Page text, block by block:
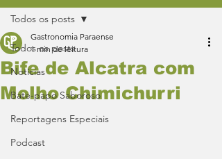
Todos os posts
Notícias
Bate-papo Saboroso
Reportagens Especiais
Podcast
Todos os posts
Bife de Alcatra com
Molho Chimichurri
Gastronomia Paraense
1 min de leitura